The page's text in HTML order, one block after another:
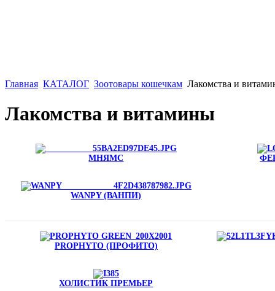
Главная КАТАЛОГ Зоотовары кошечкам Лакомства и
Лакомства и витамины
МНЯМС
WANPY (ВАНПИ)
PROPHYTO (ПРОФИТО)
ХОЛИСТИК ПРЕМЬЕР